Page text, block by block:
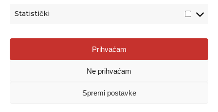
Statistički
Prihvaćam
Ne prihvaćam
Spremi postavke
Agencija za odgoj i obrazovanje
Donje Svetice 38, 10000 Zagreb
1778129
Prenošenje sadržaja dopušteno je uz navođenje izvora.